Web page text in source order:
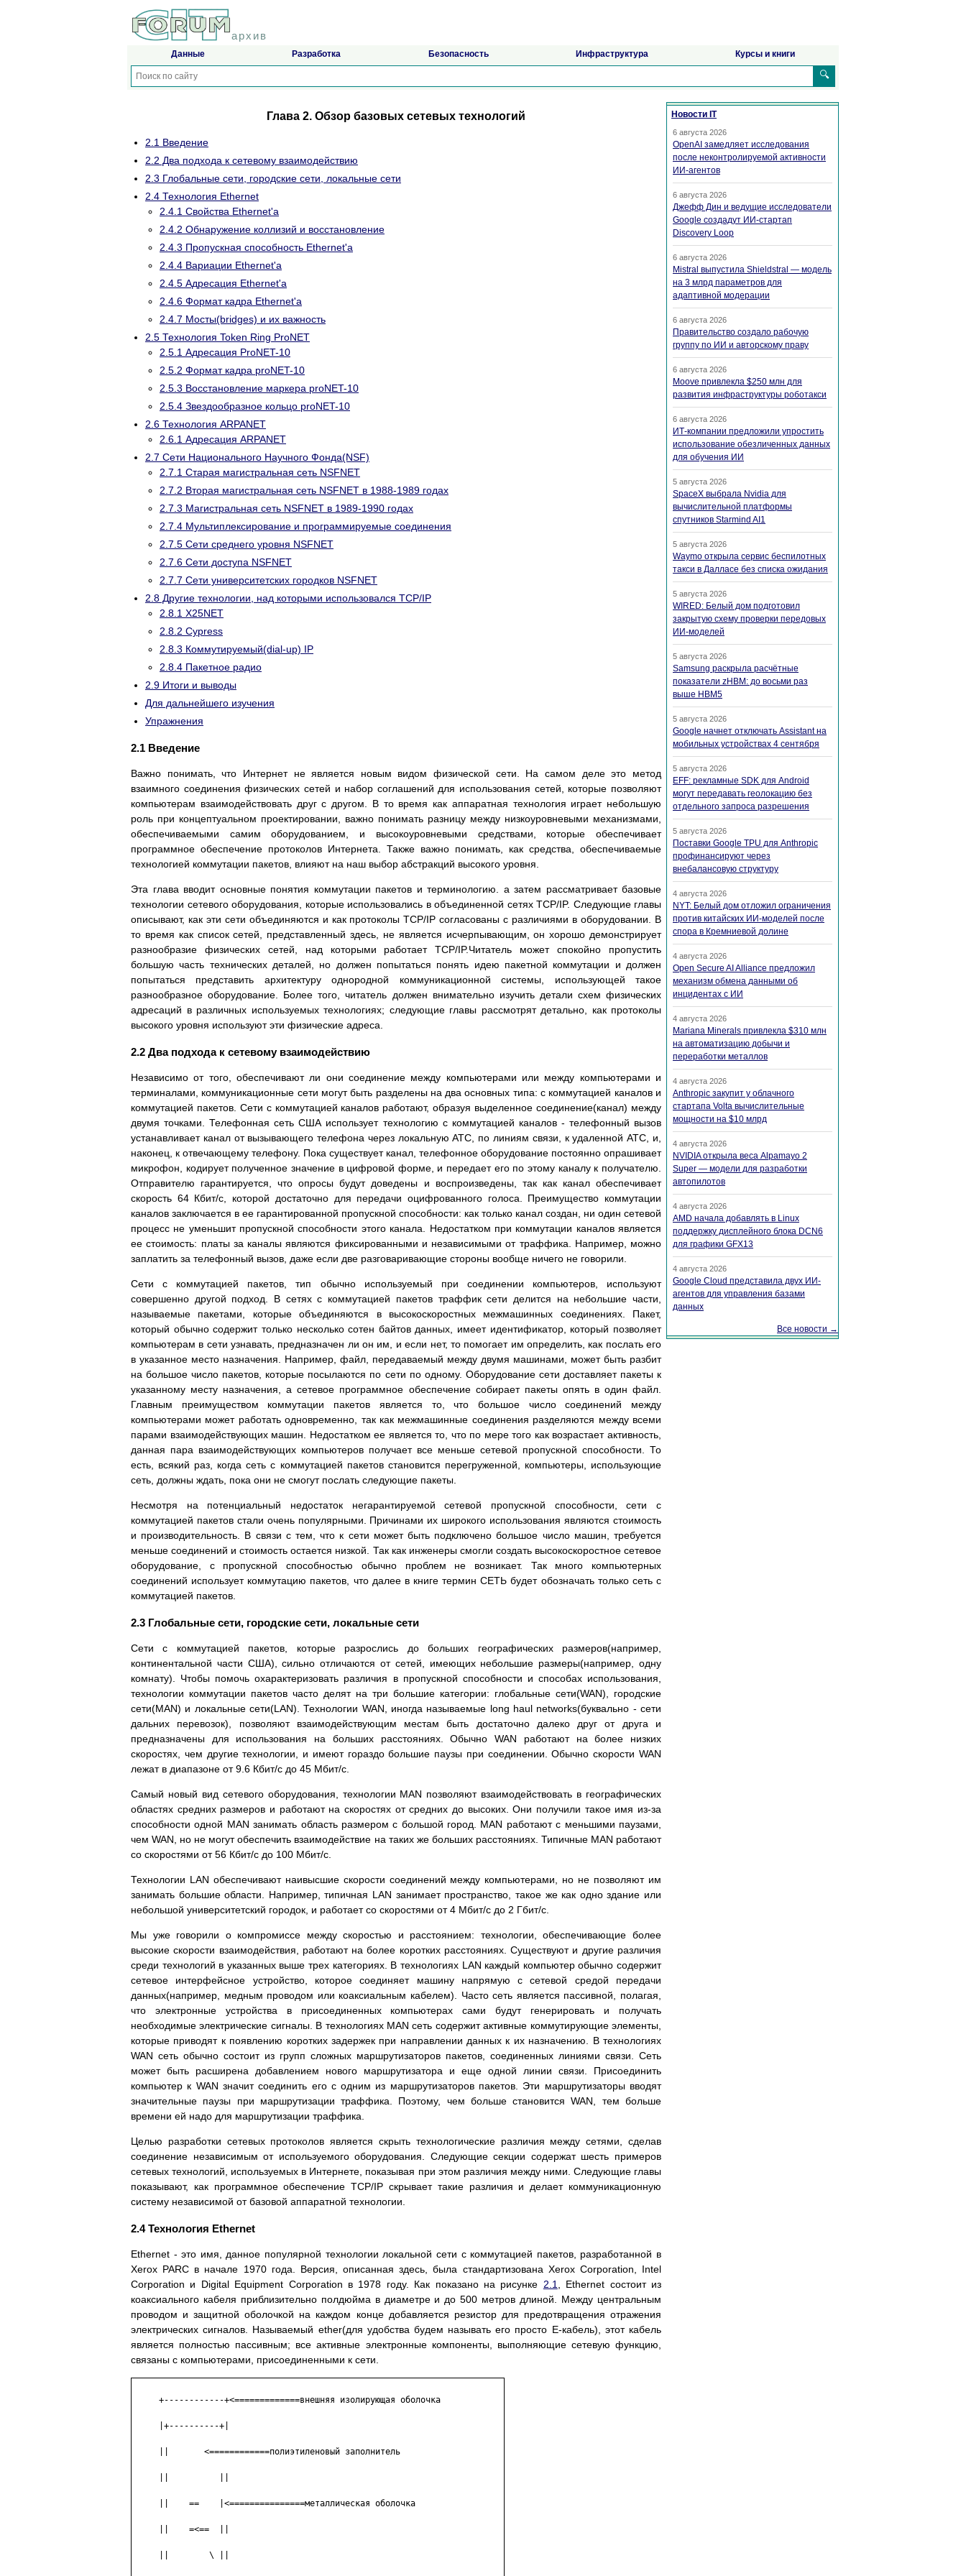
архив
Данные Разработка Безопасность Инфраструктура Курсы и книги
🔍
Глава 2. Обзор базовых сетевых технологий
2.1 Введение
2.2 Два подхода к сетевому взаимодействию
2.3 Глобальные сети, городские сети, локальные сети
2.4 Технология Ethernet
2.4.1 Свойства Ethernet'а
2.4.2 Обнаружение коллизий и восстановление
2.4.3 Пропускная способность Ethernet'а
2.4.4 Вариации Ethernet'а
2.4.5 Адресация Ethernet'а
2.4.6 Формат кадра Ethernet'а
2.4.7 Мосты(bridges) и их важность
2.5 Технология Token Ring ProNET
2.5.1 Адресация ProNET-10
2.5.2 Формат кадра proNET-10
2.5.3 Восстановление маркера proNET-10
2.5.4 Звездообразное кольцо proNET-10
2.6 Технология ARPANET
2.6.1 Адресация ARPANET
2.7 Сети Национального Научного Фонда(NSF)
2.7.1 Старая магистральная сеть NSFNET
2.7.2 Вторая магистральная сеть NSFNET в 1988-1989 годах
2.7.3 Магистральная сеть NSFNET в 1989-1990 годах
2.7.4 Мультиплексирование и программируемые соединения
2.7.5 Сети среднего уровня NSFNET
2.7.6 Сети доступа NSFNET
2.7.7 Сети университетских городков NSFNET
2.8 Другие технологии, над которыми использовался TCP/IP
2.8.1 X25NET
2.8.2 Cypress
2.8.3 Коммутируемый(dial-up) IP
2.8.4 Пакетное радио
2.9 Итоги и выводы
Для дальнейшего изучения
Упражнения
2.1 Введение
Важно понимать, что Интернет не является новым видом физической сети. На самом деле это метод
взаимного соединения физических сетей и набор соглашений для использования сетей, которые позволяют
компьютерам взаимодействовать друг с другом. В то время как аппаратная технология играет небольшую
роль при концептуальном проектировании, важно понимать разницу между низкоуровневыми механизмами,
обеспечиваемыми самим оборудованием, и высокоуровневыми средствами, которые обеспечивает
программное обеспечение протоколов Интернета. Также важно понимать, как средства, обеспечиваемые
технологией коммутации пакетов, влияют на наш выбор абстракций высокого уровня.
Эта глава вводит основные понятия коммутации пакетов и терминологию. а затем рассматривает базовые
технологии сетевого оборудования, которые использовались в объединенной сетях TCP/IP. Следующие главы
описывают, как эти сети объединяются и как протоколы TCP/IP согласованы с различиями в оборудовании. В
то время как список сетей, представленный здесь, не является исчерпывающим, он хорошо демонстрирует
разнообразие физических сетей, над которыми работает TCP/IP.Читатель может спокойно пропустить
большую часть технических деталей, но должен попытаться понять идею пакетной коммутации и должен
попытаться представить архитектуру однородной коммуникационной системы, использующей такое
разнообразное оборудование. Более того, читатель должен внимательно изучить детали схем физических
адресаций в различных используемых технологиях; следующие главы рассмотрят детально, как протоколы
высокого уровня используют эти физические адреса.
2.2 Два подхода к сетевому взаимодействию
Независимо от того, обеспечивают ли они соединение между компьютерами или между компьютерами и
терминалами, коммуникационные сети могут быть разделены на два основных типа: с коммутацией каналов и
коммутацией пакетов. Сети с коммутацией каналов работают, образуя выделенное соединение(канал) между
двумя точками. Телефонная сеть США использует технологию с коммутацией каналов - телефонный вызов
устанавливает канал от вызывающего телефона через локальную АТС, по линиям связи, к удаленной АТС, и,
наконец, к отвечающему телефону. Пока существует канал, телефонное оборудование постоянно опрашивает
микрофон, кодирует полученное значение в цифровой форме, и передает его по этому каналу к получателю.
Отправителю гарантируется, что опросы будут доведены и воспроизведены, так как канал обеспечивает
скорость 64 Кбит/с, которой достаточно для передачи оцифрованного голоса. Преимущество коммутации
каналов заключается в ее гарантированной пропускной способности: как только канал создан, ни один сетевой
процесс не уменьшит пропускной способности этого канала. Недостатком при коммутации каналов является
ее стоимость: платы за каналы являются фиксированными и независимыми от траффика. Например, можно
заплатить за телефонный вызов, даже если две разговаривающие стороны вообще ничего не говорили.
Сети с коммутацией пакетов, тип обычно используемый при соединении компьютеров, используют
совершенно другой подход. В сетях с коммутацией пакетов траффик сети делится на небольшие части,
называемые пакетами, которые объединяются в высокоскоростных межмашинных соединениях. Пакет,
который обычно содержит только несколько сотен байтов данных, имеет идентификатор, который позволяет
компьютерам в сети узнавать, предназначен ли он им, и если нет, то помогает им определить, как послать его
в указанное место назначения. Например, файл, передаваемый между двумя машинами, может быть разбит
на большое число пакетов, которые посылаются по сети по одному. Оборудование сети доставляет пакеты к
указанному месту назначения, а сетевое программное обеспечение собирает пакеты опять в один файл.
Главным преимуществом коммутации пакетов является то, что большое число соединений между
компьютерами может работать одновременно, так как межмашинные соединения разделяются между всеми
парами взаимодействующих машин. Недостатком ее является то, что по мере того как возрастает активность,
данная пара взаимодействующих компьютеров получает все меньше сетевой пропускной способности. То
есть, всякий раз, когда сеть с коммутацией пакетов становится перегруженной, компьютеры, использующие
сеть, должны ждать, пока они не смогут послать следующие пакеты.
Несмотря на потенциальный недостаток негарантируемой сетевой пропускной способности, сети с
коммутацией пакетов стали очень популярными. Причинами их широкого использования являются стоимость
и производительность. В связи с тем, что к сети может быть подключено большое число машин, требуется
меньше соединений и стоимость остается низкой. Так как инженеры смогли создать высокоскоростное сетевое
оборудование, с пропускной способностью обычно проблем не возникает. Так много компьютерных
соединений использует коммутацию пакетов, что далее в книге термин СЕТЬ будет обозначать только сеть с
коммутацией пакетов.
2.3 Глобальные сети, городские сети, локальные сети
Сети с коммутацией пакетов, которые разрослись до больших географических размеров(например,
континентальной части США), сильно отличаются от сетей, имеющих небольшие размеры(например, одну
комнату). Чтобы помочь охарактеризовать различия в пропускной способности и способах использования,
технологии коммутации пакетов часто делят на три большие категории: глобальные сети(WAN), городские
сети(MAN) и локальные сети(LAN). Технологии WAN, иногда называемые long haul networks(буквально - сети
дальних перевозок), позволяют взаимодействующим местам быть достаточно далеко друг от друга и
предназначены для использования на больших расстояниях. Обычно WAN работают на более низких
скоростях, чем другие технологии, и имеют гораздо большие паузы при соединении. Обычно скорости WAN
лежат в диапазоне от 9.6 Кбит/с до 45 Мбит/с.
Самый новый вид сетевого оборудования, технологии MAN позволяют взаимодействовать в географических
областях средних размеров и работают на скоростях от средних до высоких. Они получили такое имя из-за
способности одной MAN занимать область размером с большой город. MAN работают с меньшими паузами,
чем WAN, но не могут обеспечить взаимодействие на таких же больших расстояниях. Типичные MAN работают
со скоростями от 56 Кбит/с до 100 Мбит/с.
Технологии LAN обеспечивают наивысшие скорости соединений между компьютерами, но не позволяют им
занимать большие области. Например, типичная LAN занимает пространство, такое же как одно здание или
небольшой университетский городок, и работает со скоростями от 4 Мбит/с до 2 Гбит/с.
Мы уже говорили о компромиссе между скоростью и расстоянием: технологии, обеспечивающие более
высокие скорости взаимодействия, работают на более коротких расстояниях. Существуют и другие различия
среди технологий в указанных выше трех категориях. В технологиях LAN каждый компьютер обычно содержит
сетевое интерфейсное устройство, которое соединяет машину напрямую с сетевой средой передачи
данных(например, медным проводом или коаксиальным кабелем). Часто сеть является пассивной, полагая,
что электронные устройства в присоединенных компьютерах сами будут генерировать и получать
необходимые электрические сигналы. В технологиях MAN сеть содержит активные коммутирующие элементы,
которые приводят к появлению коротких задержек при направлении данных к их назначению. В технологиях
WAN сеть обычно состоит из групп сложных маршрутизаторов пакетов, соединенных линиями связи. Сеть
может быть расширена добавлением нового маршрутизатора и еще одной линии связи. Присоединить
компьютер к WAN значит соединить его с одним из маршрутизаторов пакетов. Эти маршрутизаторы вводят
значительные паузы при маршрутизации траффика. Поэтому, чем больше становится WAN, тем больше
времени ей надо для маршрутизации траффика.
Целью разработки сетевых протоколов является скрыть технологические различия между сетями, сделав
соединение независимым от используемого оборудования. Следующие секции содержат шесть примеров
сетевых технологий, используемых в Интернете, показывая при этом различия между ними. Следующие главы
показывают, как программное обеспечение TCP/IP скрывает такие различия и делает коммуникационную
систему независимой от базовой аппаратной технологии.
2.4 Технология Ethernet
Ethernet - это имя, данное популярной технологии локальной сети с коммутацией пакетов, разработанной в
Xerox PARC в начале 1970 года. Версия, описанная здесь, была стандартизована Xerox Corporation, Intel
Corporation и Digital Equipment Corporation в 1978 году. Как показано на рисунке 2.1
, Ethernet состоит из
коаксиального кабеля приблизительно полдюйма в диаметре и до 500 метров длиной. Между центральным
проводом и защитной оболочкой на каждом конце добавляется резистор для предотвращения отражения
электрических сигналов. Называемый ether(для удобства будем называть его просто Е-кабель), этот кабель
является полностью пассивным; все активные электронные компоненты, выполняющие сетевую функцию,
связаны с компьютерами, присоединенными к сети.
     +------------+<=============внешняя изолирующая оболочка
     |+----------+|
     ||       <============полиэтиленовый заполнитель
     ||    ==    |<===============металлическая оболочка
     ||    =<==  ||
     ||        \ ||
Новости IT
6 августа 2026
OpenAI замедляет исследования
после неконтролируемой активности
ИИ-агентов
6 августа 2026
Джефф Дин и ведущие исследователи
Google создадут ИИ-стартап
Discovery Loop
6 августа 2026
Mistral выпустила Shieldstral — модель
на 3 млрд параметров для
адаптивной модерации
6 августа 2026
Правительство создало рабочую
группу по ИИ и авторскому праву
6 августа 2026
Moove привлекла $250 млн для
развития инфраструктуры роботакси
6 августа 2026
ИТ-компании предложили упростить
использование обезличенных данных
для обучения ИИ
5 августа 2026
SpaceX выбрала Nvidia для
вычислительной платформы
спутников Starmind AI1
5 августа 2026
Waymo открыла сервис беспилотных
такси в Далласе без списка ожидания
5 августа 2026
WIRED: Белый дом подготовил
закрытую схему проверки передовых
ИИ-моделей
5 августа 2026
Samsung раскрыла расчётные
показатели zHBM: до восьми раз
выше HBM5
5 августа 2026
Google начнет отключать Assistant на
мобильных устройствах 4 сентября
5 августа 2026
EFF: рекламные SDK для Android
могут передавать геолокацию без
отдельного запроса разрешения
5 августа 2026
Поставки Google TPU для Anthropic
профинансируют через
внебалансовую структуру
4 августа 2026
NYT: Белый дом отложил ограничения
против китайских ИИ-моделей после
спора в Кремниевой долине
4 августа 2026
Open Secure AI Alliance предложил
механизм обмена данными об
инцидентах с ИИ
4 августа 2026
Mariana Minerals привлекла $310 млн
на автоматизацию добычи и
переработки металлов
4 августа 2026
Anthropic закупит у облачного
стартапа Volta вычислительные
мощности на $10 млрд
4 августа 2026
NVIDIA открыла веса Alpamayo 2
Super — модели для разработки
автопилотов
4 августа 2026
AMD начала добавлять в Linux
поддержку дисплейного блока DCN6
для графики GFX13
4 августа 2026
Google Cloud представила двух ИИ-
агентов для управления базами
данных
Все новости →